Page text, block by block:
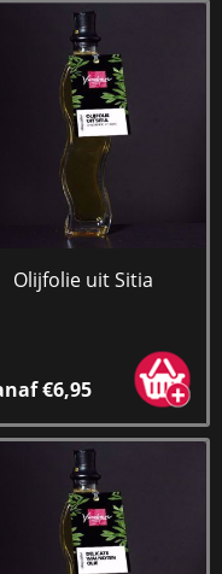
Olijfolie uit Sitia
€6,95